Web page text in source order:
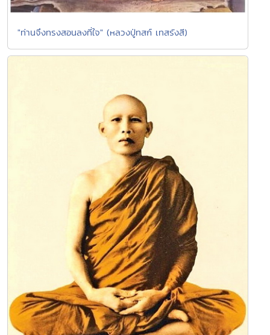
"ท่านจึงทรงสอนลงที่ใจ" (หลวงปู่ทสก์ เทสรังสี)